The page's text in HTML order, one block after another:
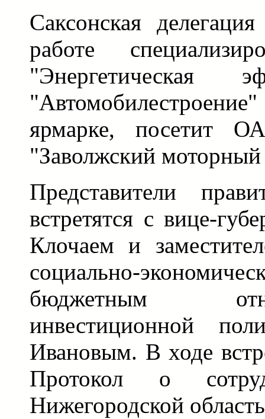
Саксонская
работе
"Энергетическая
ярмарке,
"Заволжский моторный
Представители
встретятся с вице-
Клочаем и
социально-
бюджетным
инвестиционной
Ивановым. В ходе
Протокол о
Нижегородской